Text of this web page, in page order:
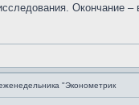
Окончание
"Эконометрик